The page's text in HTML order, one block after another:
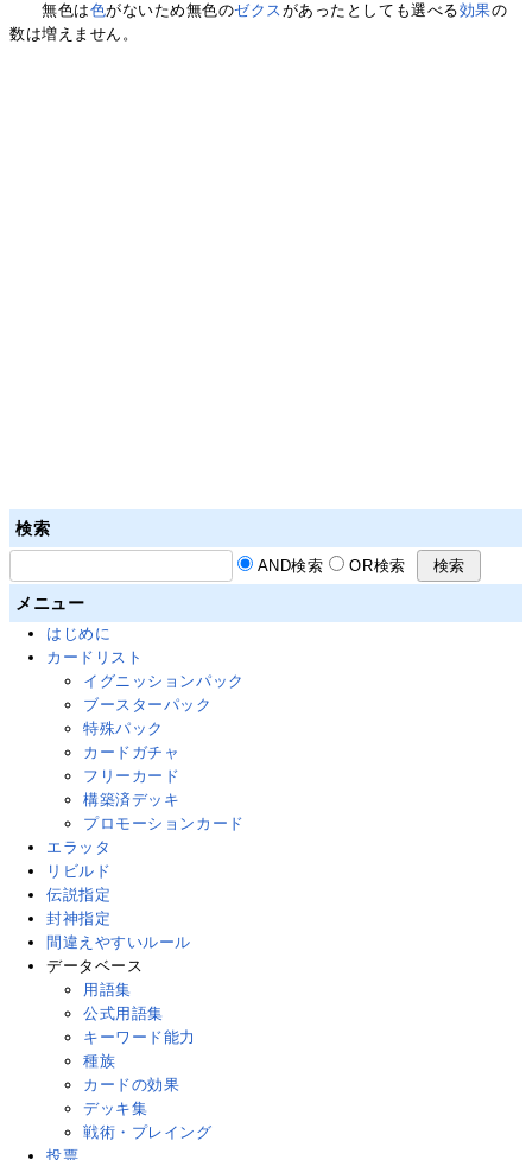
無色は色がないため無色のゼクスがあったとしても選べる効果の
数は増えません。
検索
AND検索 OR検索
メニュー
はじめに
カードリスト
イグニッションパック
ブースターパック
特殊パック
カードガチャ
フリーカード
構築済デッキ
プロモーションカード
エラッタ
リビルド
伝説指定
封神指定
間違えやすいルール
データベース
用語集
公式用語集
キーワード能力
種族
カードの効果
デッキ集
戦術・プレイング
投票